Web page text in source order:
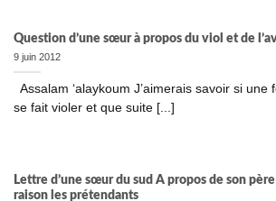
Question d’une sœur à propos du viol et de
9 juin 2012
Assalam ‘alaykoum J’aimerais savoir si une
se fait violer et que suite [...]
Lettre d’une sœur du sud A propos de son
raison les prétendants